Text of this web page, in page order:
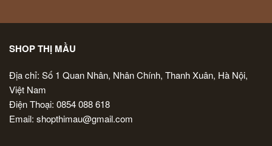
SHOP THỊ MẦU
Địa chỉ: Số 1 Quan Nhân, Nhân Chính, Thanh Xuân, Hà Nội,
Việt Nam
Điện Thoại: 0854 088 618
Email: shopthimau@gmail.com